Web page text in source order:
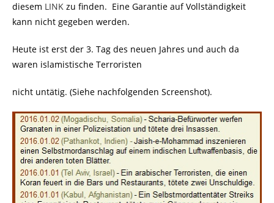
diesem LINK zu finden. Eine Garantie auf Vollständigkeit
kann nicht gegeben werden.
Heute ist erst der 3. Tag des neuen Jahres und auch da
waren islamistische Terroristen
nicht untätig. (Siehe nachfolgenden Screenshot).